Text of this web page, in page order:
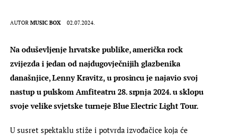
AUTOR MUSIC BOX 02.07.2024.
Na oduševljenje hrvatske publike, američka rock
zvijezda i jedan od najdugovječnijih glazbenika
današnjice, Lenny Kravitz, u prosincu je najavio svoj
nastup u pulskom Amfiteatru 28. srpnja 2024. u sklopu
svoje velike svjetske turneje Blue Electric Light Tour.
U susret spektaklu stiže i potvrda izvođačice koja će